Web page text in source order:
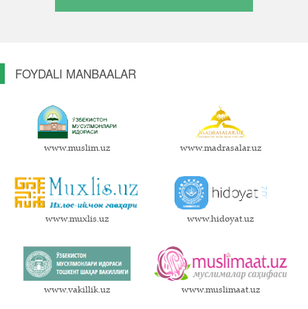
FOYDALI MANBAALAR
www.muslim.uz www.madrasalar.uz
www.muxlis.uz www.hidoyat.uz
www.vakillik.uz www.muslimaat.uz